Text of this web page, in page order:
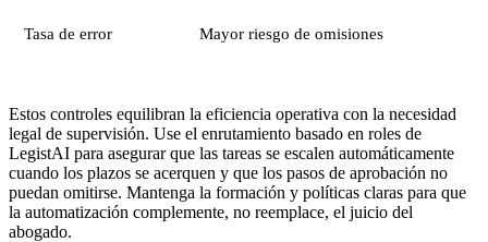
Tasa de error Mayor riesgo de omisiones
Estos controles equilibran la eficiencia operativa con la necesidad
legal de supervisión. Use el enrutamiento basado en roles de
LegistAI para asegurar que las tareas se escalen automáticamente
cuando los plazos se acerquen y que los pasos de aprobación no
puedan omitirse. Mantenga la formación y políticas claras para que
la automatización complemente, no reemplace, el juicio del
abogado.